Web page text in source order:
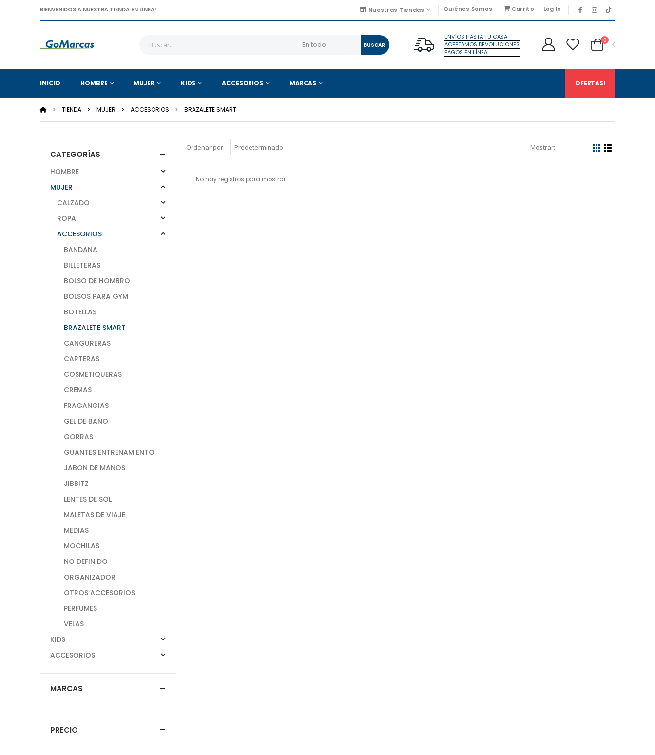
BIENVENIDOS A NUESTRA TIENDA EN LÍNEA! Nuestras Tiendas Quiénes Somos Carrito Log In
BUSCAR
ENVÍOS HASTA TU CASA
ACEPTAMOS DEVOLUCIONES
PAGOS EN LÍNEA
0
INICIO HOMBRE MUJER KIDS ACCESORIOS MARCAS OFERTAS!
TIENDA MUJER ACCESORIOS BRAZALETE SMART
Ordenar por: Mostrar:
No hay registros para mostrar
CATEGORÍAS
HOMBRE
MUJER
CALZADO
ROPA
ACCESORIOS
BANDANA
BILLETERAS
BOLSO DE HOMBRO
BOLSOS PARA GYM
BOTELLAS
BRAZALETE SMART
CANGURERAS
CARTERAS
COSMETIQUERAS
CREMAS
FRAGANGIAS
GEL DE BAÑO
GORRAS
GUANTES ENTRENAMIENTO
JABON DE MANOS
JIBBITZ
LENTES DE SOL
MALETAS DE VIAJE
MEDIAS
MOCHILAS
NO DEFINIDO
ORGANIZADOR
OTROS ACCESORIOS
PERFUMES
VELAS
KIDS
ACCESORIOS
MARCAS
PRECIO